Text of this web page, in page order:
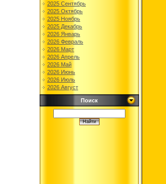
2025 Сентябрь
2025 Октябрь
2025 Ноябрь
2025 Декабрь
2026 Январь
2026 Февраль
2026 Март
2026 Апрель
2026 Май
2026 Июнь
2026 Июль
2026 Август
Поиск